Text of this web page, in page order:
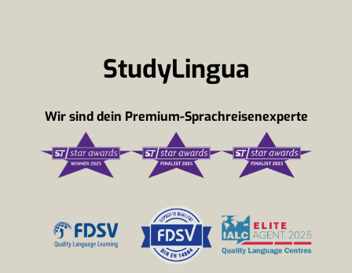
StudyLingua
Wir sind dein Premium-Sprachreisenexperte